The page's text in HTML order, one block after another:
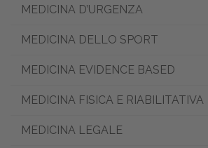
MEDICINA D’URGENZA
MEDICINA DELLO SPORT
MEDICINA EVIDENCE BASED
MEDICINA FISICA E RIABILITATIVA
MEDICINA LEGALE